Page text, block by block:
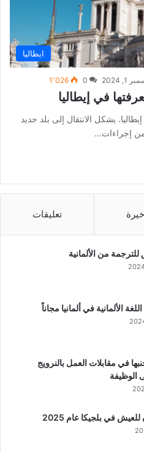
ايطاليا
1, 2024
0 1٬026
في إيطاليا
يشكل الانتقال إلى بلد جديد
من إجراءات…
تعليقات
من الألمانية
الألمانية في ألمانيا مجاناً
في مقابلات العمل بالنرويج
الوظيفة
في بلجيكا عام 2025